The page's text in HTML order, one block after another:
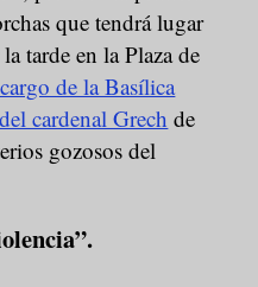
que tendrá lugar
tarde en la Plaza de
de la Basílica
cardenal Grech de
gozosos del